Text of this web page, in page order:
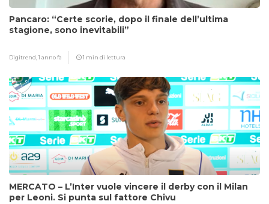
Pancaro: “Certe scorie, dopo il finale dell’ultima
stagione, sono inevitabili”
Digitrend,1 anno fa 1 min di lettura
MERCATO – L’Inter vuole vincere il derby con il Milan
per Leoni. Si punta sul fattore Chivu